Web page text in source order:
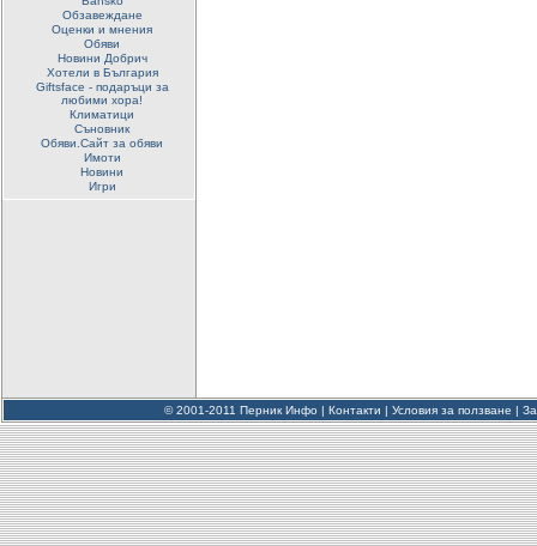
Обзавеждане
Оценки и мнения
Обяви
Новини Добрич
Хотели в България
Giftsface - подаръци за
любими хора!
Климатици
Съновник
Обяви.Сайт за обяви
Имоти
Новини
Игри
© 2001-2011 Перник Инфо | Контакти | Условия за ползване |